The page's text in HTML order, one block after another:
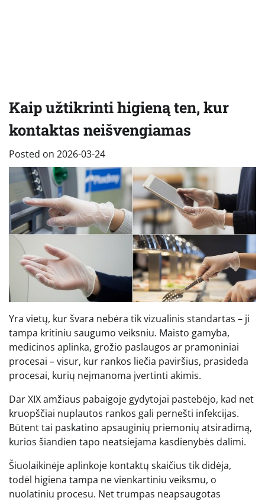
Kaip užtikrinti higieną ten, kur
kontaktas neišvengiamas
Posted on 2026-03-24
Yra vietų, kur švara nebėra tik vizualinis standartas – ji
tampa kritiniu saugumo veiksniu. Maisto gamyba,
medicinos aplinka, grožio paslaugos ar pramoniniai
procesai – visur, kur rankos liečia paviršius, prasideda
procesai, kurių neįmanoma įvertinti akimis.
Dar XIX amžiaus pabaigoje gydytojai pastebėjo, kad net
kruopščiai nuplautos rankos gali pernešti infekcijas.
Būtent tai paskatino apsauginių priemonių atsiradimą,
kurios šiandien tapo neatsiejama kasdienybės dalimi.
Šiuolaikinėje aplinkoje kontaktų skaičius tik didėja,
todėl higiena tampa ne vienkartiniu veiksmu, o
nuolatiniu procesu. Net trumpas neapsaugotas